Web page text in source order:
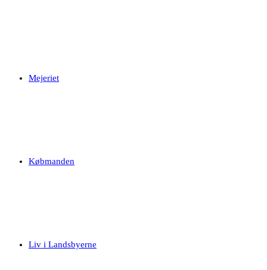
Mejeriet
Købmanden
Liv i Landsbyerne